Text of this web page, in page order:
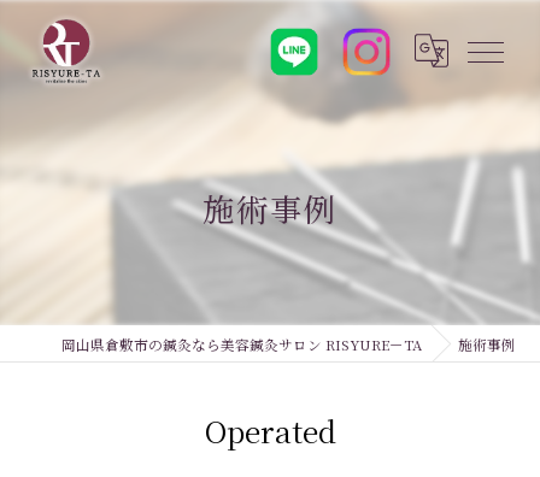
施術事例
岡山県倉敷市の鍼灸なら美容鍼灸サロン RISYURE－TA 施術事例
Operated